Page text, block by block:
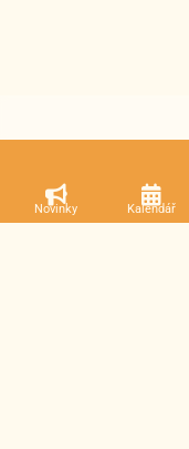
Novinky Kalendář